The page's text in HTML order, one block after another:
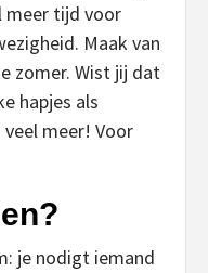
meer tijd voor
Maak van
zomer. Wist jij dat
hapjes als
meer! Voor
je nodigt iemand